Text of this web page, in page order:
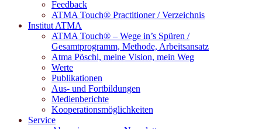
Feedback
ATMA Touch® Practitioner / Verzeichnis
Institut ATMA
ATMA Touch® – Wege in’s Spüren /
Gesamtprogramm, Methode, Arbeitsansatz
Atma Pöschl, meine Vision, mein Weg
Werte
Publikationen
Aus- und Fortbildungen
Medienberichte
Kooperationsmöglichkeiten
Service